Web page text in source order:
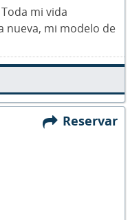
mi vida
nueva, mi modelo de
Reservar